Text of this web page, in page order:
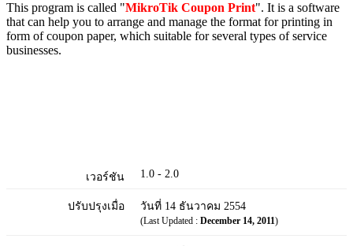
This program is called "MikroTik Coupon Print". It is a software
that can help you to arrange and manage the format for printing in
form of coupon paper, which suitable for several types of service
businesses.
เวอร์ชัน 1.0 - 2.0
ปรับปรุงเมื่อ วันที่ 14 ธันวาคม 2554
(Last Updated : December 14, 2011)